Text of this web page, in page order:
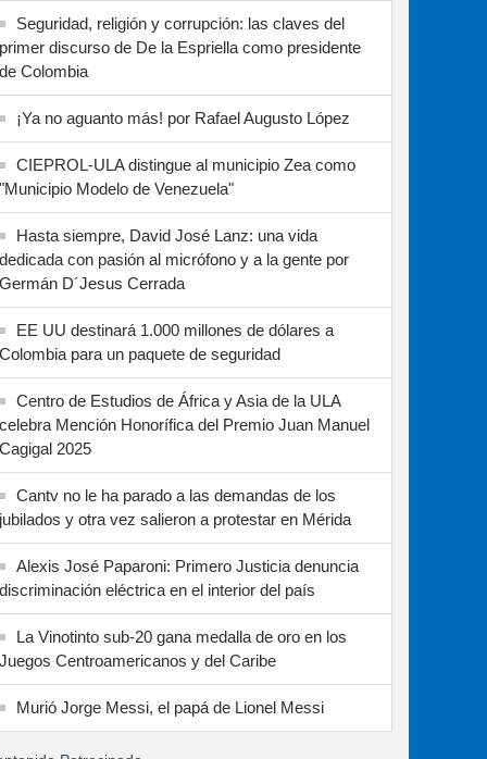
Seguridad, religión y corrupción: las claves del
primer discurso de De la Espriella como presidente
de Colombia
¡Ya no aguanto más! por Rafael Augusto López
CIEPROL-ULA distingue al municipio Zea como
"Municipio Modelo de Venezuela"
Hasta siempre, David José Lanz: una vida
dedicada con pasión al micrófono y a la gente por
Germán D´Jesus Cerrada
EE UU destinará 1.000 millones de dólares a
Colombia para un paquete de seguridad
Centro de Estudios de África y Asia de la ULA
celebra Mención Honorífica del Premio Juan Manuel
Cagigal 2025
Cantv no le ha parado a las demandas de los
jubilados y otra vez salieron a protestar en Mérida
Alexis José Paparoni: Primero Justicia denuncia
discriminación eléctrica en el interior del país
La Vinotinto sub-20 gana medalla de oro en los
Juegos Centroamericanos y del Caribe
Murió Jorge Messi, el papá de Lionel Messi